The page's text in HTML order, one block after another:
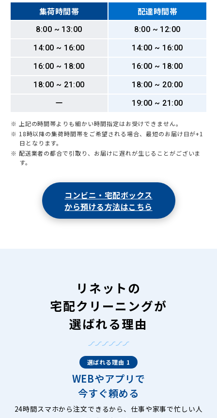
集荷時間帯 配達時間帯
8:00 ~ 13:00
8:00 ~ 12:00
14:00 ~ 16:00
14:00 ~ 16:00
16:00 ~ 18:00
16:00 ~ 18:00
18:00 ~ 21:00
18:00 ~ 20:00
ー
19:00 ~ 21:00
※ 上記の時間帯よりも細かい時間指定はお受けできません。
※ 18時以降の集荷時間帯をご希望される場合、最短のお届け日が+1
日となります。
※ 配送業者の都合で引取り、お届けに遅れが生じることがございま
す。
コンビニ・宅配ボックス
から預ける方法はこちら
リネットの
宅配クリーニングが
選ばれる理由
選ばれる理由 1
WEBやアプリで
今すぐ頼める
24時間スマホから注文できるから、仕事や家事で忙しい人